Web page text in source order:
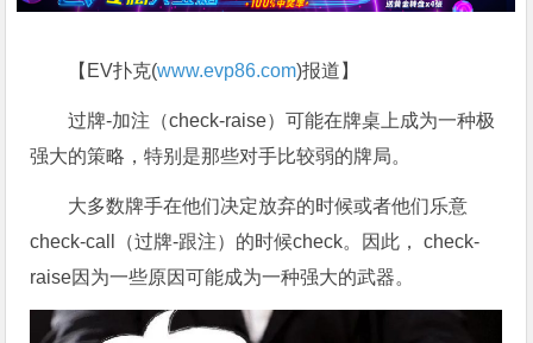
【EV扑克(www.evp86.com)报道】
过牌-加注（check-raise）可能在牌桌上成为一种极
强大的策略，特别是那些对手比较弱的牌局。
大多数牌手在他们决定放弃的时候或者他们乐意
check-call（过牌-跟注）的时候check。因此， check-
raise因为一些原因可能成为一种强大的武器。